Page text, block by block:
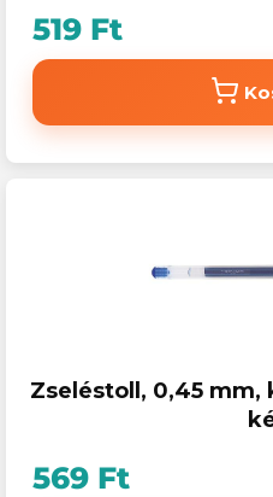
519 Ft
Zseléstoll, 0,45 mm,
569 Ft